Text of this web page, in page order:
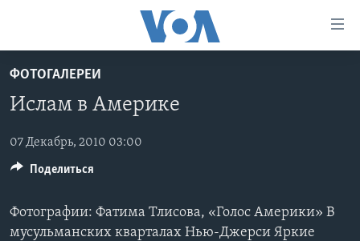
на
основной
Перейти
навигации
Перейти
ПРОГРАММЫ
АМЕРИКА
НОВОСТИ ЗА МИНУТУ
ПОЧЕМУ ЭТО ВАЖНО?
ПРОЕКТЫ
УЧИМ АНГЛИЙСКИЙ
А КАК В АМЕРИКЕ?
ЭКСПЕРТИЗА
ФАКТЫ ПРОТИВ ФЕЙКОВ
ФОТОГАЛЕРЕИ
Ислам в Америке
07 Декабрь, 2010 03:00
Фотографии: Фатима Тлисова, «Голос Америки» В
мусульманских кварталах Нью-Джерси Яркие
Поделиться